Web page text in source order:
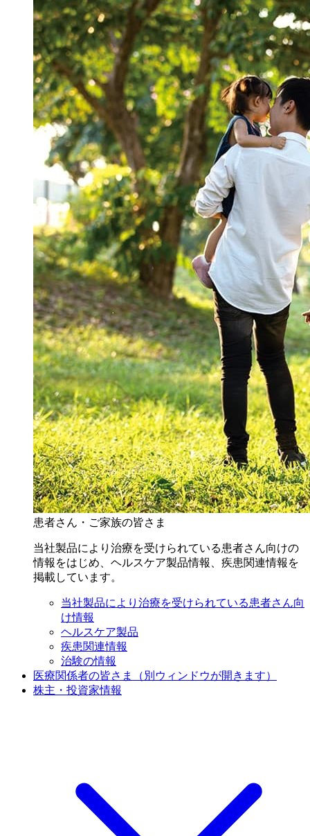
患者さん・ご家族の皆さま
当社製品により治療を受けられている患者さん向けの
情報をはじめ、ヘルスケア製品情報、疾患関連情報を
掲載しています。
当社製品により治療を受けられている患者さん向
け情報
ヘルスケア製品
疾患関連情報
治験の情報
医療関係者の皆さま
（別ウィンドウが開きます）
株主・投資家情報